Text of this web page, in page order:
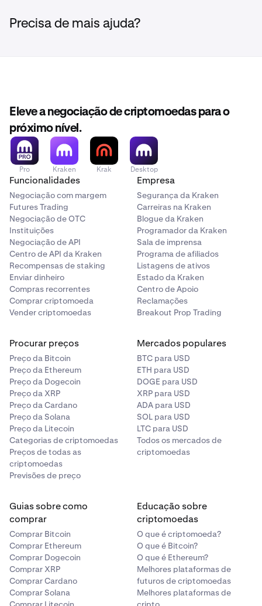
Precisa de mais ajuda?
Eleve a negociação de criptomoedas para o
próximo nível.
Pro Kraken Krak Desktop
Funcionalidades
Negociação com margem
Futures Trading
Negociação de OTC
Instituições
Negociação de API
Centro de API da Kraken
Recompensas de staking
Enviar dinheiro
Compras recorrentes
Comprar criptomoeda
Vender criptomoedas
Empresa
Segurança da Kraken
Carreiras na Kraken
Blogue da Kraken
Programador da Kraken
Sala de imprensa
Programa de afiliados
Listagens de ativos
Estado da Kraken
Centro de Apoio
Reclamações
Breakout Prop Trading
Procurar preços
Preço da Bitcoin
Preço da Ethereum
Preço da Dogecoin
Preço da XRP
Preço da Cardano
Preço da Solana
Preço da Litecoin
Categorias de criptomoedas
Preços de todas as
criptomoedas
Previsões de preço
Mercados populares
BTC para USD
ETH para USD
DOGE para USD
XRP para USD
ADA para USD
SOL para USD
LTC para USD
Todos os mercados de
criptomoedas
Guias sobre como
comprar
Comprar Bitcoin
Comprar Ethereum
Comprar Dogecoin
Comprar XRP
Comprar Cardano
Comprar Solana
Educação sobre
criptomoedas
O que é criptomoeda?
O que é Bitcoin?
O que é Ethereum?
Melhores plataformas de
futuros de criptomoedas
Melhores plataformas de